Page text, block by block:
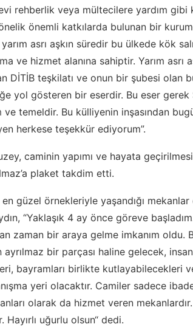
rehberlik veya mültecilere yardım
önemli katkılarda bulunan bir
asrı aşkın süredir bu ülkede kök
ve hizmet alanına sahiptir. Yarım asrı
DİTİB teşkilatı ve onun bir şubesi olan
yol gösteren bir eserdir. Bu eser gerek
temeldir. Bu külliyenin inşasından
herkese teşekkür ediyorum”.
caminin yapımı ve hayata
plaket takdim etti.
güzel örnekleriyle yaşandığı
“Yaklaşık 4 ay önce göreve
zaman bir araya gelme imkanım oldu.
ayrılmaz bir parçası haline gelecek,
bayramları birlikte kutlayabilecekleri
yeri olacaktır. Camiler sadece
olarak da hizmet veren mekanlardır.
uğurlu olsun“ dedi.